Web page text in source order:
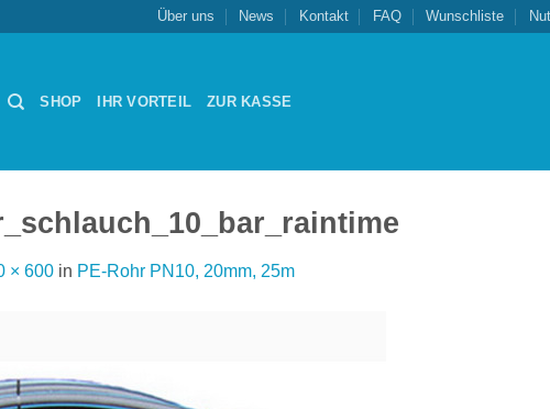
Über uns News Kontakt FAQ Wunschliste
SHOP IHR VORTEIL ZUR KASSE
× 600 in PE-Rohr PN10, 20mm, 25m